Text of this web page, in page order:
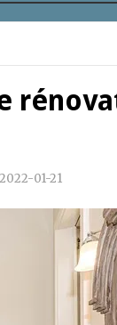
2022-01-21